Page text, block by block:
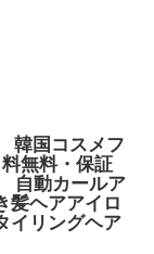
韓国コスメフ
無料・保証
自動カールア
ヘアアイロ
イリングヘア